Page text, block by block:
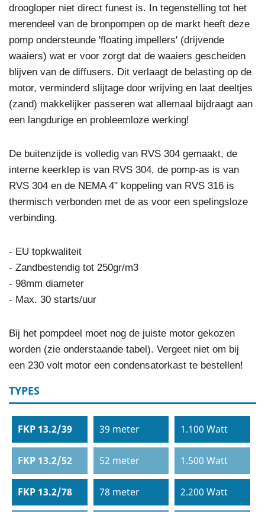
droogloper niet direct funest is. In tegenstelling tot het
merendeel van de bronpompen op de markt heeft deze
pomp ondersteunde 'floating impellers' (drijvende
waaiers) wat er voor zorgt dat de waaiers gescheiden
blijven van de diffusers. Dit verlaagt de belasting op de
motor, verminderd slijtage door wrijving en laat deeltjes
(zand) makkelijker passeren wat allemaal bijdraagt aan
een langdurige en probleemloze werking!
De buitenzijde is volledig van RVS 304 gemaakt, de
interne keerklep is van RVS 304, de pomp-as is van
RVS 304 en de NEMA 4" koppeling van RVS 316 is
thermisch verbonden met de as voor een spelingsloze
verbinding.
- EU topkwaliteit
- Zandbestendig tot 250gr/m3
- 98mm diameter
- Max. 30 starts/uur
Bij het pompdeel moet nog de juiste motor gekozen
worden (zie onderstaande tabel). Vergeet niet om bij
een 230 volt motor een condensatorkast te bestellen!
TYPES
FKP 13.2/39 39 meter 1.100 Watt
FKP 13.2/52 52 meter 1.500 Watt
FKP 13.2/78 78 meter 2.200 Watt